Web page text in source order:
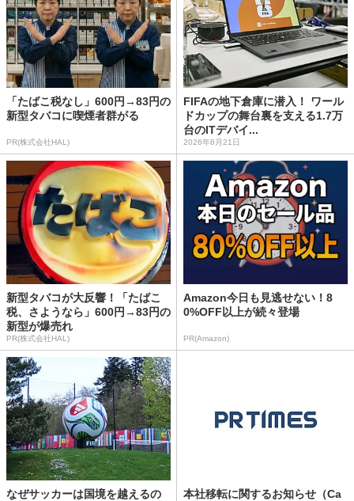
「たばこ税なし」600円→83円の
新型タバコに喫煙者群がる
PR(株式会社HAL)
FIFAの地下倉庫に潜入！ ワール
ドカップの舞台裏を支える1.7万
台のITデバイ...
2026年6月21日
新型タバコが大反響！「たばこ
税、さようなら」600円→83円の
新型が爆売れ
PR(株式会社HAL)
Amazon今日も見逃せない！8
0%OFF以上が続々登場
PR(Amazon)
なぜサッカーは国境を越えるの
本社移転に関するお知らせ（Ca